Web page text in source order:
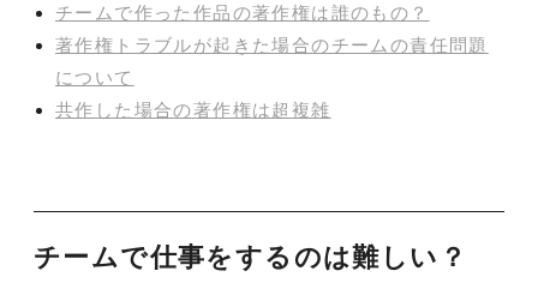
チームで作った作品の著作権は誰のもの？
著作権トラブルが起きた場合のチームの責任問題
について
共作した場合の著作権は超複雑
チームで仕事をするのは難しい？